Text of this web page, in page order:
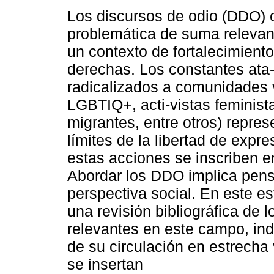
Los discursos de odio (DDO)
problemática de suma
un contexto de
derechas. Los constantes
radicalizados a
LGBTIQ+, acti-vistas
migrantes, entre otros)
límites de la libertad de
estas acciones se inscriben
Abordar los DDO implica
perspectiva social. En este
una revisión bibliográfica de
relevantes en este campo,
de su circulación en
se insertan